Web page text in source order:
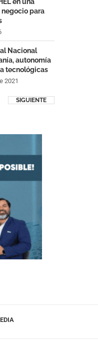
para
Nacional
autonomía
tecnológicas
2021
SIGUIENTE